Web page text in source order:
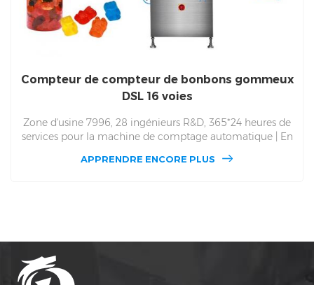
Compteur de compteur de bonbons gommeux
DSL 16 voies
Zone d'usine 7996, 28 ingénieurs R&D, 365*24 heures de
services pour la machine de comptage automatique | En
99,98 %. Capacité supérieure à 200 bouteilles/Min.7*24
APPRENDRE ENCORE PLUS